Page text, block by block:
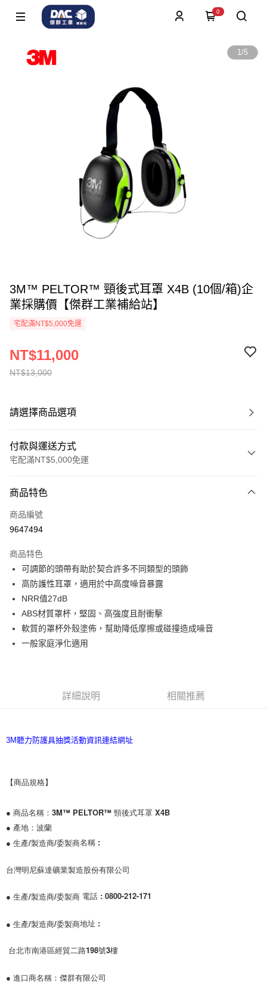
0
1/5
3M™ PELTOR™ 頸後式耳罩 X4B (10個/箱)企
業採購價【傑群工業補給站】
宅配滿NT$5,000免運
NT$13,000
NT$11,000
請選擇商品選項
付款與運送方式
宅配滿NT$5,000免運
信用卡一次付款
超商取貨付款
Apple Pay
街口支付
運送方式
新竹物流(大件商品、貨量較大)
商品特色
商品編號
9647494
商品特色
可調節的頭帶有助於契合許多不同類型的頭飾
高防護性耳罩，適用於中高度噪音暴露
NRR值27dB
ABS材質罩杯，堅固、高強度且耐衝擊
軟質的罩杯外殼塗佈，幫助降低摩擦或碰撞造成噪音
一般家庭淨化適用
詳細說明 相關推薦
3M聽力防護具抽獎活動資訊連結網址
【商品規格】
● 商品名稱：3M™ PELTOR™ 頸後式耳罩 X4B
● 產地：波蘭
● 生產/製造商/委製商名稱 :
台灣明尼蘇達礦業製造股份有限公司
● 生產/製造商/委製商 電話 : 0800-212-171
● 生產/製造商/委製商地址 :
台北市南港區經貿二路198號3樓
● 進口商名稱：傑群有限公司